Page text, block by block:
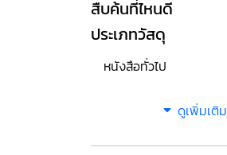
สืบค้นที่ไหนดี
ประเภทวัสดุ
หนังสือทั่วไป
ดูเพิ่มเติม